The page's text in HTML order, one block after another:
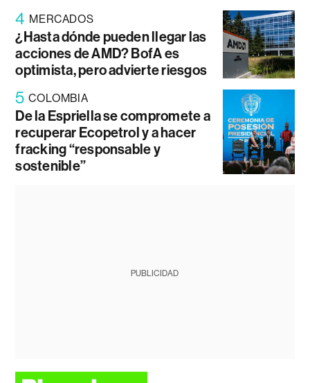
4 MERCADOS
¿Hasta dónde pueden llegar las
acciones de AMD? BofA es
optimista, pero advierte riesgos
5 COLOMBIA
De la Espriella se compromete a
recuperar Ecopetrol y a hacer
fracking “responsable y
sostenible”
PUBLICIDAD